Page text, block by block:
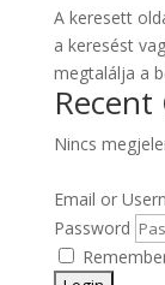
A keresett
a keresést
megtalálja a
Nincs
Email or
Password